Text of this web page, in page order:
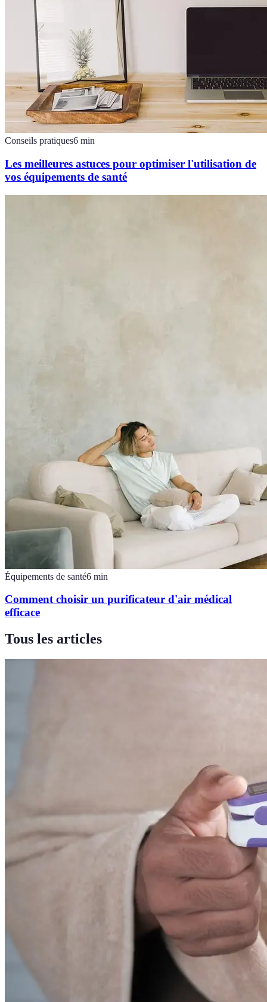
Conseils pratiques6 min
Les meilleures astuces pour optimiser l'utilisation de
vos équipements de santé
Équipements de santé6 min
Comment choisir un purificateur d'air médical
efficace
Tous les articles